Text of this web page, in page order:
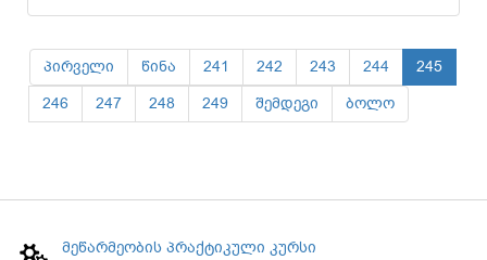
პირველი წინა 241 242 243 244
245
246
247 248 249 შემდეგი ბოლო
მეწარმეობის პრაქტიკული კურსი